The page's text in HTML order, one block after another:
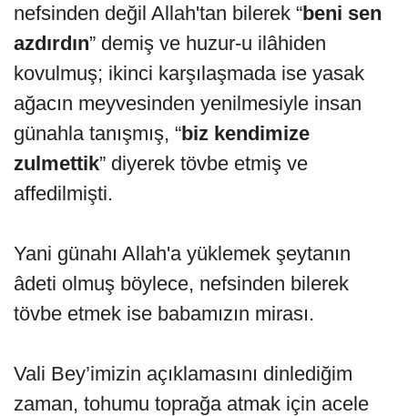
nefsinden değil Allah'tan bilerek “beni sen
azdırdın” demiş ve huzur-u ilâhiden
kovulmuş; ikinci karşılaşmada ise yasak
ağacın meyvesinden yenilmesiyle insan
günahla tanışmış, “biz kendimize
zulmettik” diyerek tövbe etmiş ve
affedilmişti.
Yani günahı Allah'a yüklemek şeytanın
âdeti olmuş böylece, nefsinden bilerek
tövbe etmek ise babamızın mirası.
Vali Bey’imizin açıklamasını dinlediğim
zaman, tohumu toprağa atmak için acele